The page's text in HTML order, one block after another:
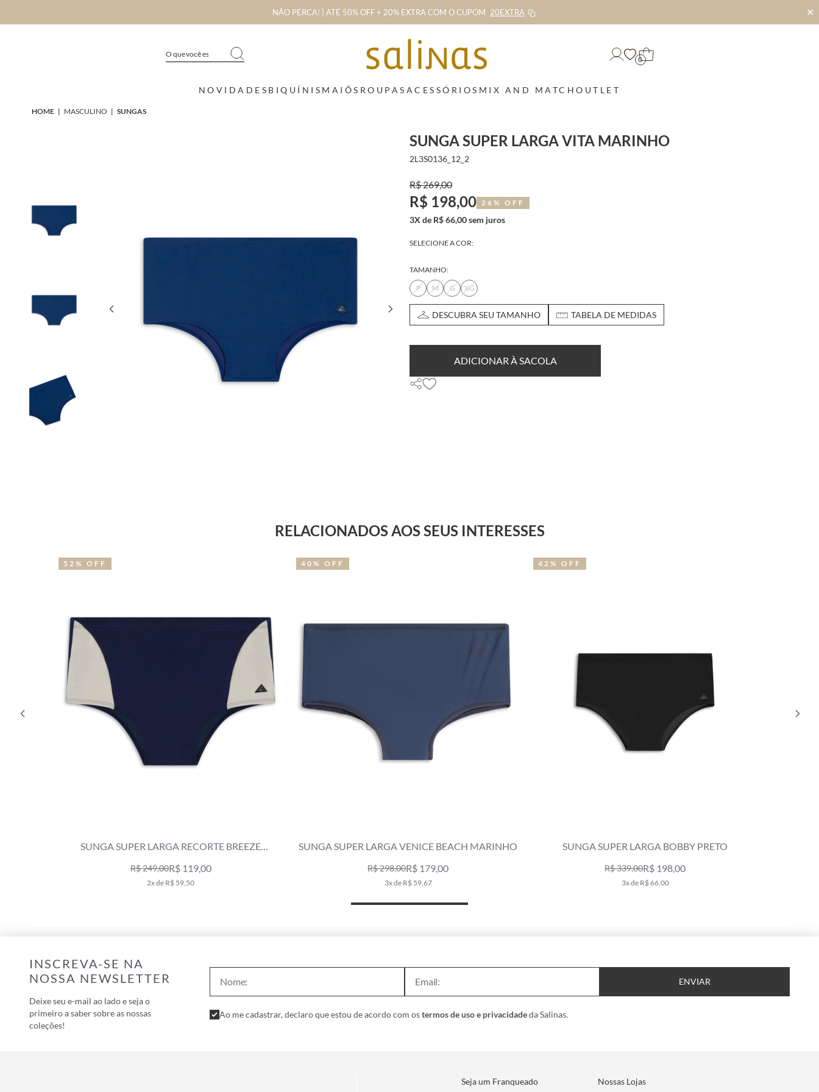
NÃO PERCA! | ATÉ 50% OFF + 20% EXTRA COM O CUPOM 20EXTRA ✕
0
NOVIDADES BIQUÍNIS MAIÔS ROUPAS ACESSÓRIOS MIX AND MATCHOUTLET
HOME | MASCULINO | SUNGAS
SUNGA SUPER LARGA VITA MARINHO
2L3S0136_12_2
R$ 269,00
R$ 198,00 26% OFF
3X de R$ 66,00 sem juros
SELECIONE A COR:
TAMANHO:
P
M G XG
DESCUBRA SEU TAMANHO TABELA DE MEDIDAS
ADICIONAR À SACOLA
RELACIONADOS AOS SEUS INTERESSES
SUNGA SUPER LARGA VENICE BEACH MARINHO
R$ 298,00R$ 179,00
3x de R$ 59,67
40% OFF
SUNGA SUPER LARGA BOBBY PRETO
R$ 339,00R$ 198,00
3x de R$ 66,00
42% OFF
SUNGA SUPER LARGA BOBBY TABACO
R$ 379,00
7x de R$ 54,14
NOVIDADE
INSCREVA-SE NA
NOSSA NEWSLETTER
Deixe seu e-mail ao lado e seja o
primeiro a saber sobre as nossas
coleções!
ENVIAR
Ao me cadastrar, declaro que estou de acordo com ostermos de uso e privacidadeda Salinas.
Seja um Franqueado Nossas Lojas